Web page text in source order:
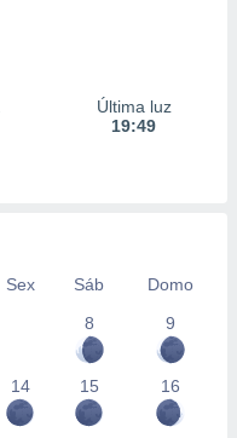
Última luz
19:49
Sex Sáb
Domo
8
9
14 15 16